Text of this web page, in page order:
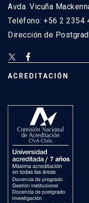
Avda. Vicuña
Teléfono: +56 2 2354
Dirección de
ACREDITACIÓN